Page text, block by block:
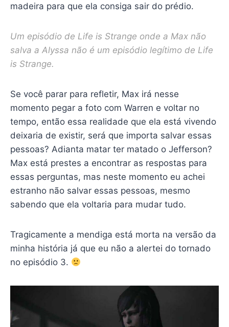
madeira para que ela consiga sair do prédio.
Um episódio de Life is Strange onde a Max não
salva a Alyssa não é um episódio legítimo de Life
is Strange.
Se você parar para refletir, Max irá nesse
momento pegar a foto com Warren e voltar no
tempo, então essa realidade que ela está vivendo
deixaria de existir, será que importa salvar essas
pessoas? Adianta matar ter matado o Jefferson?
Max está prestes a encontrar as respostas para
essas perguntas, mas neste momento eu achei
estranho não salvar essas pessoas, mesmo
sabendo que ela voltaria para mudar tudo.
Tragicamente a mendiga está morta na versão da
minha história já que eu não a alertei do tornado
no episódio 3.